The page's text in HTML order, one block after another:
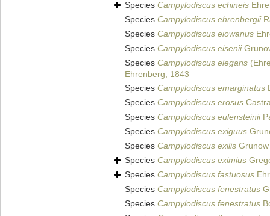
Species Campylodiscus echineis
Species Campylodiscus ehrenbergii
Species Campylodiscus eiowanus
Species Campylodiscus eisenii
Species Campylodiscus elegans
Ehrenberg, 1843
Species Campylodiscus emarginatus
Species Campylodiscus erosus
Species Campylodiscus eulensteinii
Species Campylodiscus exiguus
Species Campylodiscus exilis
Species Campylodiscus eximius
Species Campylodiscus fastuosus
Species Campylodiscus fenestratus
Species Campylodiscus fenestratus